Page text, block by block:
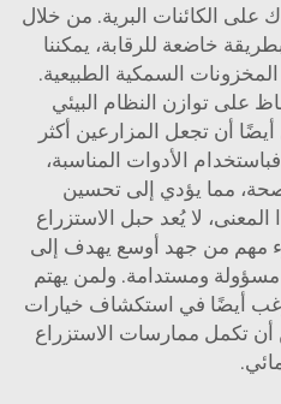
على الكائنات البرية. من خلال
خاضعة للرقابة، يمكننا
السمكية الطبيعية.
على توازن النظام البيئي
أن تجعل المزارعين أكثر
الأدوات المناسبة،
مما يؤدي إلى تحسين
لا يُعد حبل الاستزراع
مهم من جهد أوسع يهدف إلى
ومستدامة. ولمن يهتم
أيضًا في استكشاف خيارات
أن تكمل ممارسات الاستزراع